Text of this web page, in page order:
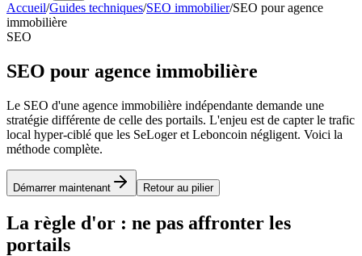
Accueil/Guides techniques/SEO immobilier/SEO pour agence
immobilière
SEO
SEO pour agence immobilière
Le SEO d'une agence immobilière indépendante demande une
stratégie différente de celle des portails. L'enjeu est de capter le trafic
local hyper-ciblé que les SeLoger et Leboncoin négligent. Voici la
méthode complète.
Démarrer maintenant Retour au pilier
La règle d'or : ne pas affronter les
portails